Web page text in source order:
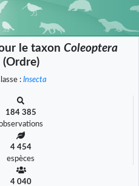
le taxon Coleoptera
(Ordre)
: Insecta
184 385
4 454
espèces
4 040